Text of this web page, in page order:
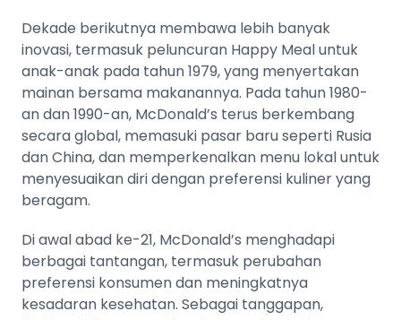
Dekade berikutnya membawa lebih banyak
inovasi, termasuk peluncuran Happy Meal untuk
anak-anak pada tahun 1979, yang menyertakan
mainan bersama makanannya. Pada tahun 1980-
an dan 1990-an, McDonald’s terus berkembang
secara global, memasuki pasar baru seperti Rusia
dan China, dan memperkenalkan menu lokal untuk
menyesuaikan diri dengan preferensi kuliner yang
beragam​​.
Di awal abad ke-21, McDonald’s menghadapi
berbagai tantangan, termasuk perubahan
preferensi konsumen dan meningkatnya
kesadaran kesehatan. Sebagai tanggapan,